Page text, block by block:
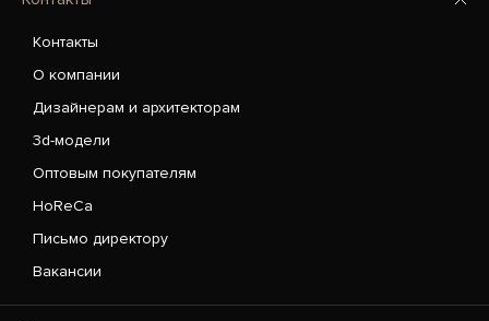
Контакты
О компании
Дизайнерам и архитекторам
3d-модели
Оптовым покупателям
HoReCa
Письмо директору
Вакансии